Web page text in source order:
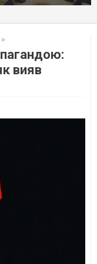
»
вияв